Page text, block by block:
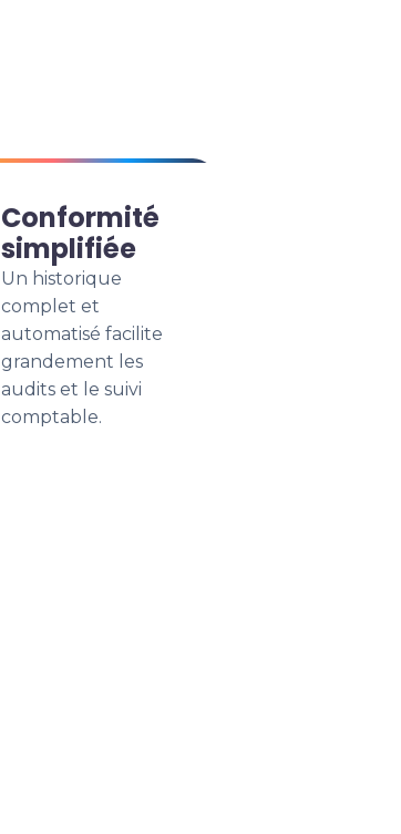
Conformité
simplifiée
Un historique
complet et
automatisé facilite
grandement les
audits et le suivi
comptable.